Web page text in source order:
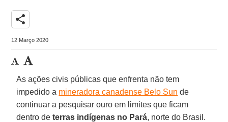
share
12 Março 2020
As ações civis públicas que enfrenta não tem
impedido a mineradora canadense Belo Sun de
continuar a pesquisar ouro em limites que ficam
dentro deterras indígenas no Pará, norte do Brasil.